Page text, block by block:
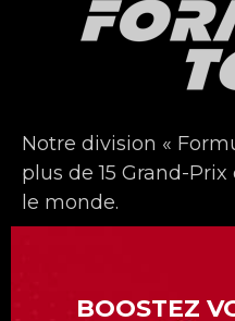
Notre division «
plus de 15 Grand-
le monde.
nos forfaits sur
BOOSTEZ